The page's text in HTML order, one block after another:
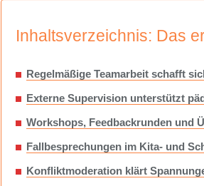
Inhaltsverzeichnis: Das
Regelmäßige Teamarbeit schafft
Externe Supervision unterstützt
Workshops, Feedbackrunden und
Fallbesprechungen im Kita- und
Konfliktmoderation klärt